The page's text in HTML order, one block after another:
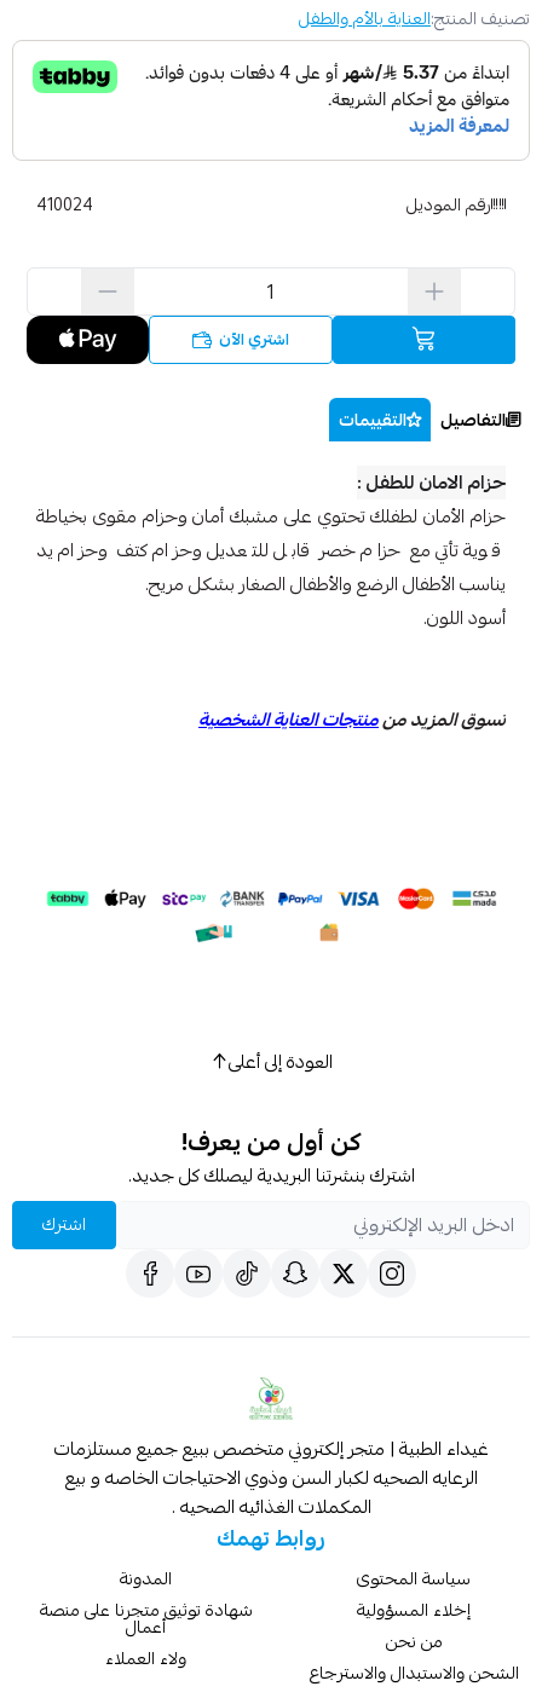
تصنيف المنتج:العناية بالأم والطفل
رقم الموديل 410024
اشتري الآن
التفاصيل التقييمات
حزام الامان للطفل :
حزام الأمان لطفلك تحتوي على مشبك أمان وحزام مقوى بخياطة
قوية تأتي مع حزام خصر قابل للتعديل وحزام كتف وحزام يد
يناسب الأطفال الرضع والأطفال الصغار بشكل مريح.
أسود اللون.
تسوق المزيد منمنتجات العناية الشخصية
العودة إلى أعلى
كن أول من يعرف!
اشترك بنشرتنا البريدية ليصلك كل جديد.
اشترك
غيداء الطبية | متجر إلكتروني متخصص ببيع جميع مستلزمات
الرعايه الصحيه لكبار السن وذوي الاحتياجات الخاصه و بيع
المكملات الغذائيه الصحيه .
روابط تهمك
سياسة المحتوى
إخلاء المسؤولية
من نحن
الشحن والاستبدال والاسترجاع
المدونة
شهادة توثيق متجرنا على منصة
أعمال
ولاء العملاء